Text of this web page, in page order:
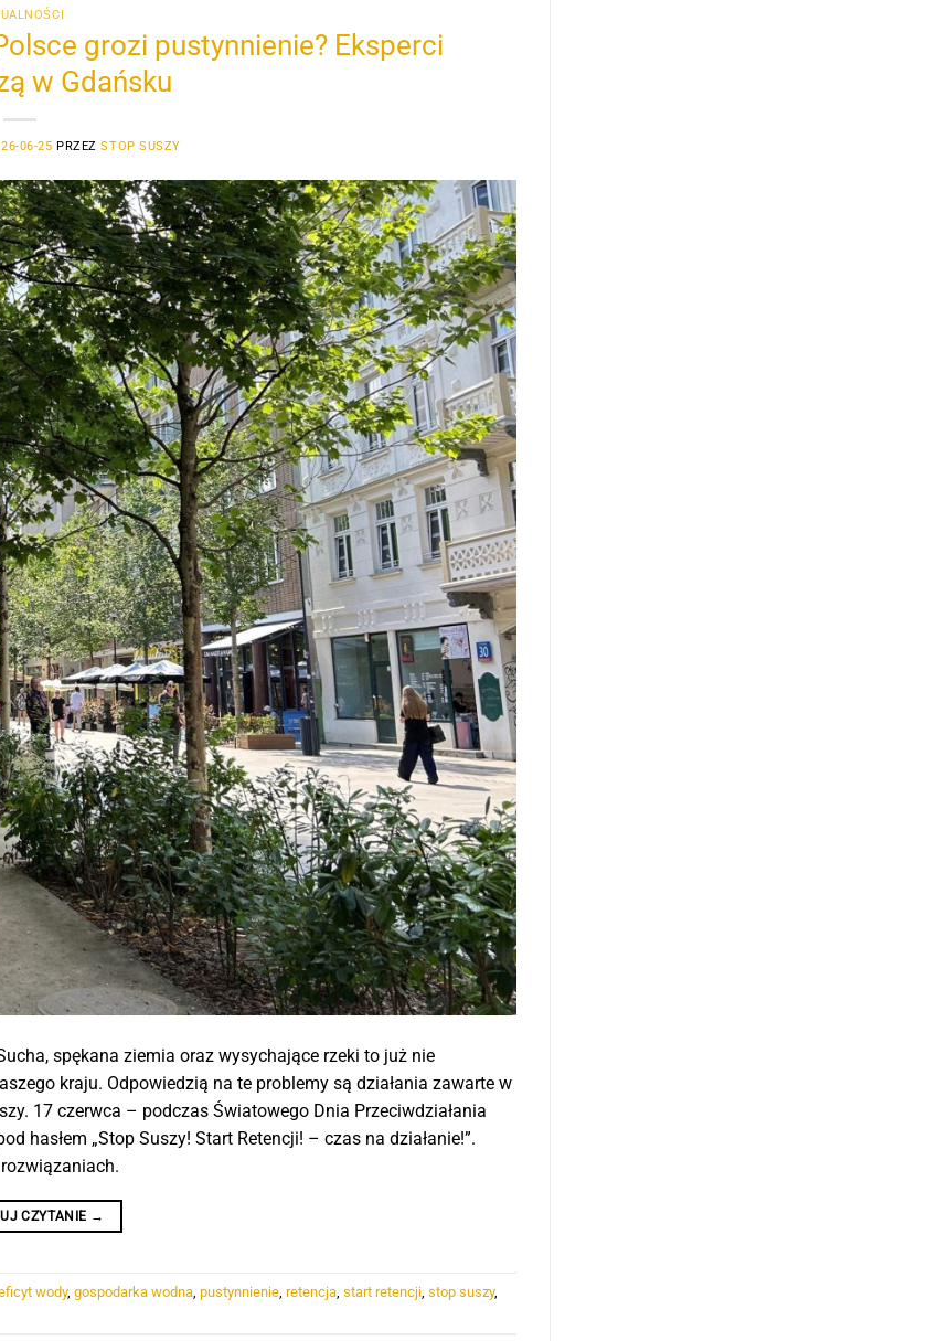
grozi pustynnienie? Eksperci
w Gdańsku
06-25 PRZEZSTOP SUSZY
spękana ziemia oraz wysychające rzeki to już nie
kraju. Odpowiedzią na te problemy są działania zawarte w
17 czerwca – podczas Światowego Dnia Przeciwdziałania
hasłem „Stop Suszy! Start Retencji! – czas na działanie!”.
CZYTANIE →
wody, gospodarka wodna pustynnienie retencja start retencji stop suszy,